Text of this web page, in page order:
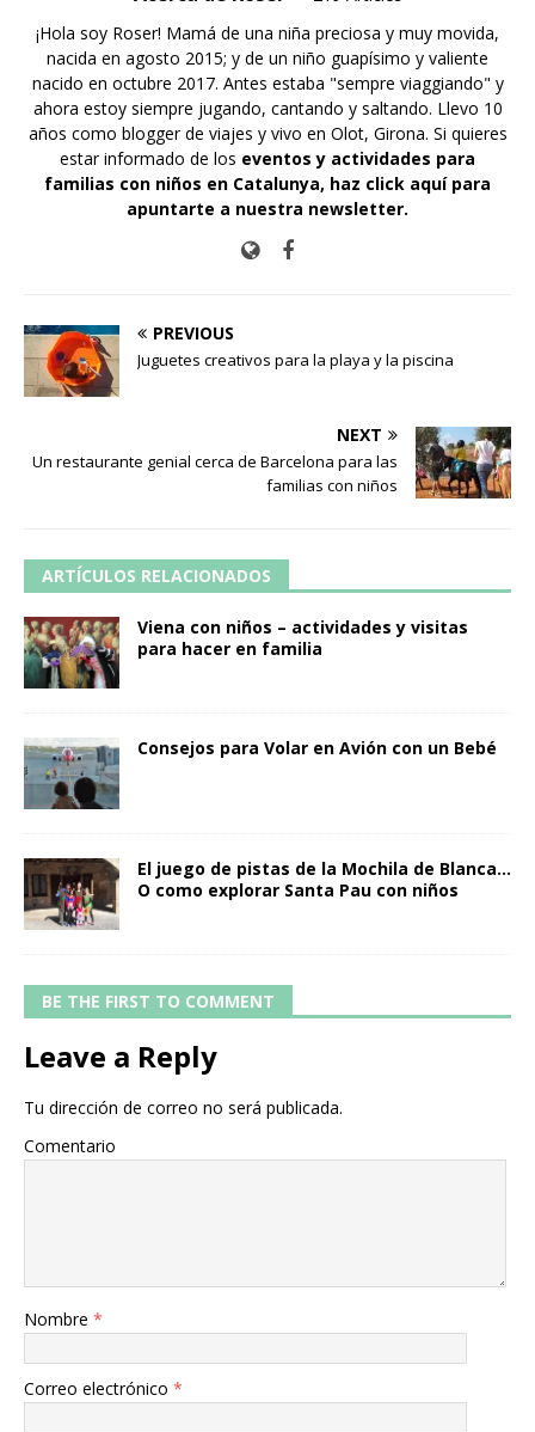
¡Hola soy Roser! Mamá de una niña preciosa y muy movida,
nacida en agosto 2015; y de un niño guapísimo y valiente
nacido en octubre 2017. Antes estaba "sempre viaggiando" y
ahora estoy siempre jugando, cantando y saltando. Llevo 10
años como blogger de viajes y vivo en Olot, Girona. Si quieres
estar informado de los eventos y actividades para
familias con niños en Catalunya, haz click aquí para
apuntarte a nuestra newsletter.
PREVIOUS
Juguetes creativos para la playa y la piscina
NEXT
Un restaurante genial cerca de Barcelona para las
familias con niños
ARTÍCULOS RELACIONADOS
Viena con niños – actividades y visitas
para hacer en familia
Consejos para Volar en Avión con un Bebé
El juego de pistas de la Mochila de Blanca…
O como explorar Santa Pau con niños
BE THE FIRST TO COMMENT
Leave a Reply
Tu dirección de correo no será publicada.
Comentario
Nombre *
Correo electrónico *